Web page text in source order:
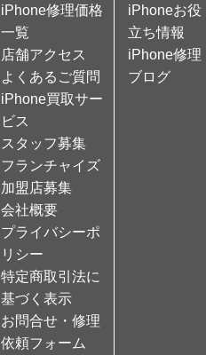
iPhone修理価格
一覧
店舗アクセス
よくあるご質問
iPhone買取サー
ビス
スタッフ募集
フランチャイズ
加盟店募集
会社概要
プライバシーポ
リシー
特定商取引法に
基づく表示
お問合せ・修理
依頼フォーム
iPhoneお役
立ち情報
iPhone修理
ブログ